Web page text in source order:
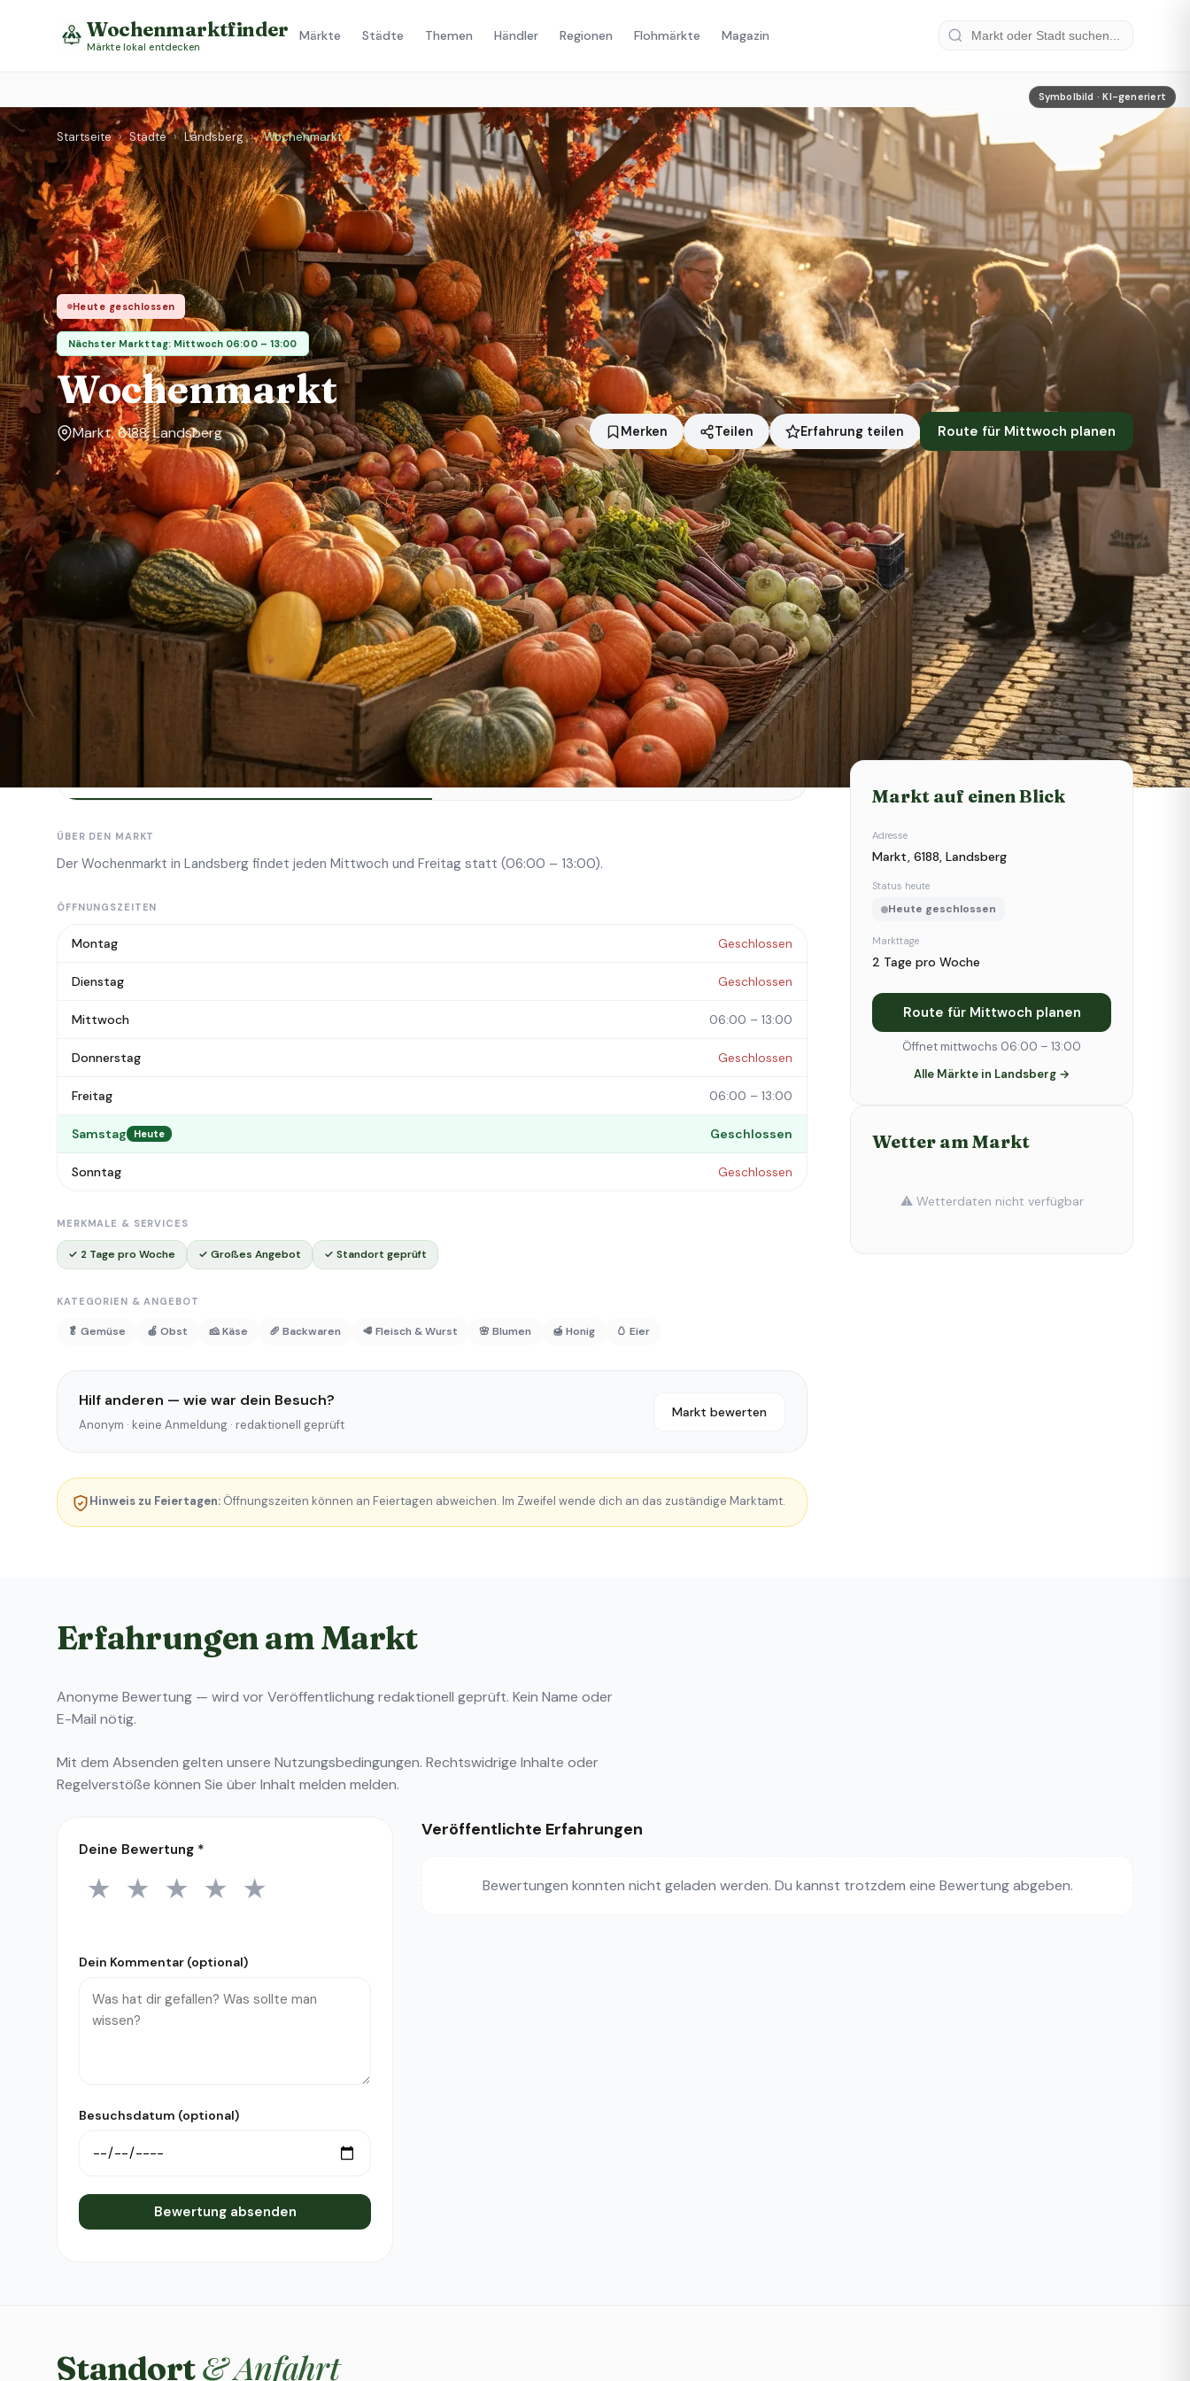
Wochenmarktfinder
Märkte lokal entdecken
Märkte Städte Themen Händler Regionen Flohmärkte Magazin
Symbolbild · KI-generiert
Startseite › Städte › Landsberg › Wochenmarkt
Heute geschlossen
Nächster Markttag: Mittwoch 06:00 – 13:00
Wochenmarkt
Markt, 6188, Landsberg Merken Teilen Erfahrung teilen Route für Mittwoch planen
Symbolbild · KI-generiert
Markttage
Mittwoch, Freitag
Standort
Landsberg
Status heute
Heute geschlossen
Über den Markt Händler
ÜBER DEN MARKT
Der Wochenmarkt in Landsberg findet jeden Mittwoch und Freitag statt (06:00 – 13:00).
ÖFFNUNGSZEITEN
Montag Geschlossen
Dienstag Geschlossen
Mittwoch 06:00 – 13:00
Donnerstag Geschlossen
Freitag 06:00 – 13:00
Samstag Heute Geschlossen
Sonntag Geschlossen
MERKMALE & SERVICES
✓ 2 Tage pro Woche ✓ Großes Angebot ✓ Standort geprüft
KATEGORIEN & ANGEBOT
🥬 Gemüse 🍎 Obst 🧀 Käse 🥖 Backwaren 🥩 Fleisch & Wurst 🌸 Blumen 🍯 Honig 🥚 Eier
Hilf anderen — wie war dein Besuch?
Anonym · keine Anmeldung · redaktionell geprüft
Markt bewerten
Hinweis zu Feiertagen: Öffnungszeiten können an Feiertagen abweichen. Im Zweifel wende dich an das zuständige Marktamt.
Markt auf einen Blick
Adresse
Markt, 6188, Landsberg
Status heute
Heute geschlossen
Markttage
2 Tage pro Woche
Route für Mittwoch planen
Öffnet mittwochs 06:00 – 13:00
Alle Märkte in Landsberg →
Wetter am Markt
⚠️ Wetterdaten nicht verfügbar
Erfahrungen am Markt
Anonyme Bewertung — wird vor Veröffentlichung redaktionell geprüft. Kein Name oder
E-Mail nötig.
Mit dem Absenden gelten unsere Nutzungsbedingungen. Rechtswidrige Inhalte oder
Regelverstöße können Sie überInhalt melden melden.
Deine Bewertung *
1 Stern
★ 2 Sterne
★ 3 Sterne
★ 4 Sterne
★ 5 Sterne
★
Dein Kommentar (optional)
Besuchsdatum (optional)
Bewertung absenden
Veröffentlichte Erfahrungen
Bewertungen konnten nicht geladen werden. Du kannst trotzdem eine Bewertung abgeben.
Standort& Anfahrt